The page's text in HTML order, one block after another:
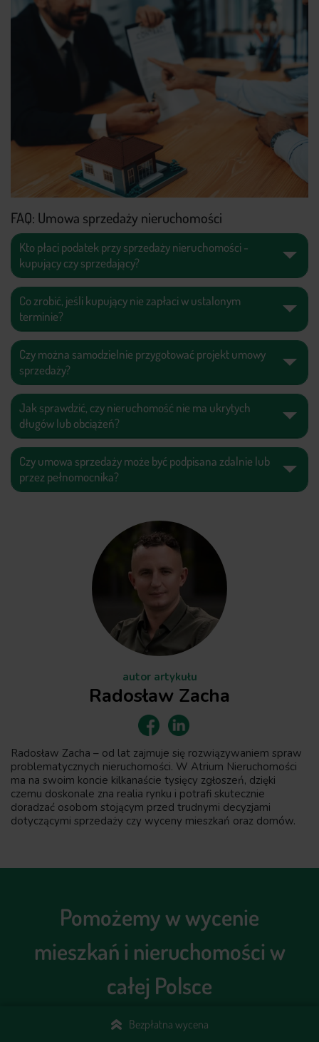
FAQ: Umowa sprzedaży nieruchomości
Kto płaci podatek przy sprzedaży nieruchomości -
kupujący czy sprzedający?
Co zrobić, jeśli kupujący nie zapłaci w ustalonym
terminie?
Czy można samodzielnie przygotować projekt umowy
sprzedaży?
Jak sprawdzić, czy nieruchomość nie ma ukrytych
długów lub obciążeń?
Czy umowa sprzedaży może być podpisana zdalnie lub
przez pełnomocnika?
autor artykułu
Radosław Zacha
Radosław Zacha – od lat zajmuje się rozwiązywaniem spraw
problematycznych nieruchomości. W Atrium Nieruchomości
ma na swoim koncie kilkanaście tysięcy zgłoszeń, dzięki
czemu doskonale zna realia rynku i potrafi skutecznie
doradzać osobom stojącym przed trudnymi decyzjami
dotyczącymi sprzedaży czy wyceny mieszkań oraz domów.
Bezpłatna wycena
Pomożemy w wycenie
mieszkań i nieruchomości w
całej Polsce